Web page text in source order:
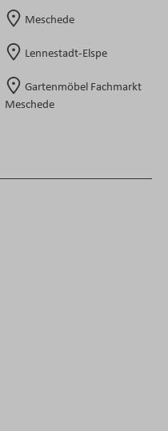
Meschede
Lennestadt-Elspe
Gartenmöbel Fachmarkt
Meschede